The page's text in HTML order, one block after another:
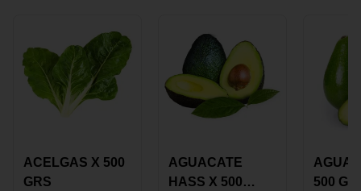
ACELGAS X 500
GRS
AGUACATE
HASS X 500
500